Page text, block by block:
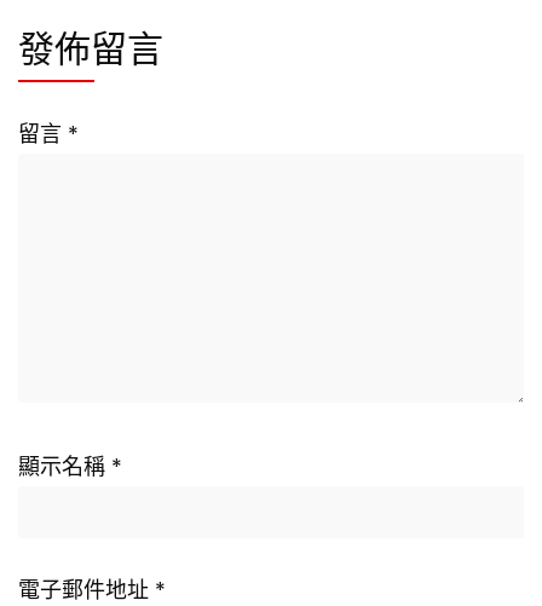
發佈留言
留言 *
顯示名稱 *
電子郵件地址 *